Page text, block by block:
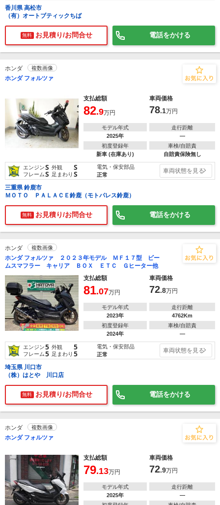
香川県 高松市
（有）オートブティックちば
無料 お見積り/お問合せ 電話をかける
ホンダ 複数画像
ホンダ フォルツァ
支払総額 車両価格
82.9万円 78.1万円
モデル年式
2025年
走行距離
―
初度登録年
新車 (在庫あり)
車検/自賠責
自賠責保険無し
エンジンS 外観 S
フレームS 足まわり S
電気・保安部品
正常
車両状態を見る
三重県 鈴鹿市
ＭＯＴＯ ＰＡＬＡＣＥ鈴鹿（モトパレス鈴鹿）
無料 お見積り/お問合せ 電話をかける
ホンダ 複数画像
ホンダ フォルツァ ２０２３年モデル ＭＦ１７型 ビー
ムスマフラー キャリア ＢＯＸ ＥＴＣ Ｇヒーター他
支払総額
車両価格
81.07万円 72.8万円
モデル年式
2023年
走行距離
4762Km
初度登録年
2024年
車検/自賠責
―
エンジン5 外観 5
フレーム5 足まわり 5
電気・保安部品
正常
車両状態を見る
埼玉県 川口市
（株）はとや 川口店
無料 お見積り/お問合せ 電話をかける
ホンダ 複数画像
ホンダ フォルツァ
支払総額 車両価格
79.13万円 72.9万円
モデル年式
2025年
走行距離
―